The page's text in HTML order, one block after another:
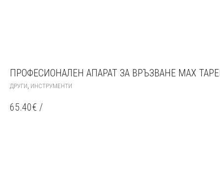
ПРОФЕСИОНАЛЕН АПАРАТ ЗА ВРЪЗВАНЕ MAX
ДРУГИ ИНСТРУМЕНТИ
65.40€ /